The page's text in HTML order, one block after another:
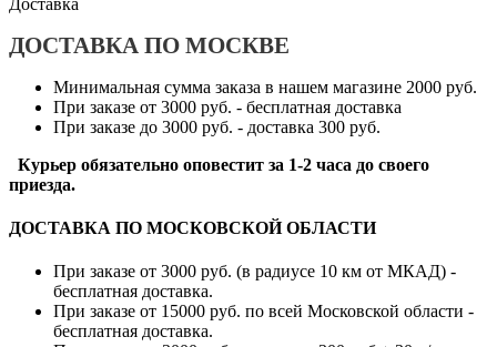
ДОСТАВКА ПО МОСКВЕ
Минимальная сумма заказа в нашем магазине 2000 руб.
При заказе от 3000 руб. - бесплатная доставка
При заказе до 3000 руб. - доставка 300 руб.
Курьер обязательно оповестит за 1-2 часа до своего
приезда.
ДОСТАВКА ПО МОСКОВСКОЙ ОБЛАСТИ
При заказе от 3000 руб. (в радиусе 10 км от МКАД) -
бесплатная доставка.
При заказе от 15000 руб. по всей Московской области -
бесплатная доставка.